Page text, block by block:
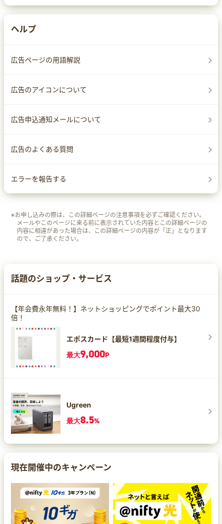
ヘルプ
広告ページの用語解説
広告のアイコンについて
広告申込通知メールについて
広告のよくある質問
エラーを報告する
※お申し込みの際は、この詳細ページの注意事項を必ずご確認ください。
メールやこのページに来る前に表示されていた内容とこの詳細ページの
内容に相違があった場合は、この詳細ページの内容が「正」となります
ので、ご了承ください。
話題のショップ・サービス
【年会費永年無料！】ネットショッピングでポイント最大30
倍！
エポスカード【最短1週間程度付与】
最大9,000P
Ugreen
最大8.5%
現在開催中のキャンペーン